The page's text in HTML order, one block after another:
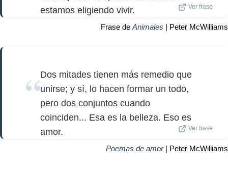
estamos eligiendo vivir.
Ver frase
Frase de Animales | Peter McWilliams
Dos mitades tienen más remedio que
unirse; y sí, lo hacen formar un todo,
pero dos conjuntos cuando
coinciden... Esa es la belleza. Eso es
amor.
Ver frase
Poemas de amor| Peter McWilliams